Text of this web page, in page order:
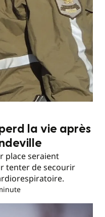
la vie après
place seraient
tenter de secourir